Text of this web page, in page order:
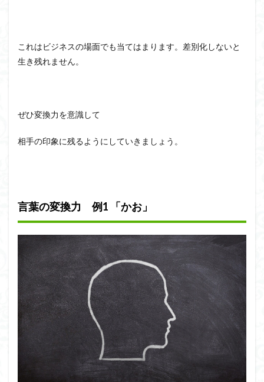
これはビジネスの場面でも当てはまります。差別化しないと
生き残れません。
ぜひ変換力を意識して
相手の印象に残るようにしていきましょう。
言葉の変換力 例1 「かお」